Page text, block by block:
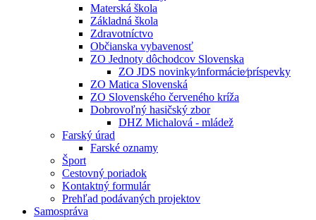
Materská škola
Základná škola
Zdravotníctvo
Občianska vybavenosť
ZO Jednoty dôchodcov Slovenska
ZO JDS novinky⁄informácie⁄príspevky
ZO Matica Slovenská
ZO Slovenského červeného kríža
Dobrovoľný hasičský zbor
DHZ Michalová - mládež
Farský úrad
Farské oznamy
Šport
Cestovný poriadok
Kontaktný formulár
Prehľad podávaných projektov
Samospráva